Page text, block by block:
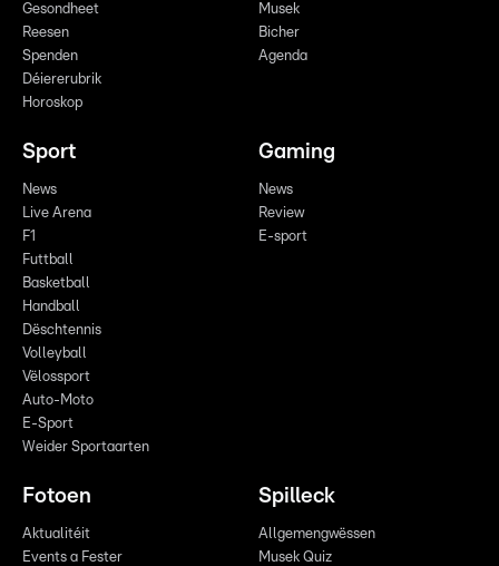
Gesondheet
Reesen
Spenden
Déiererubrik
Horoskop
Musek
Bicher
Agenda
Sport
News
Live Arena
F1
Futtball
Basketball
Handball
Dëschtennis
Volleyball
Vëlossport
Auto-Moto
E-Sport
Weider Sportaarten
Gaming
News
Review
E-sport
Fotoen
Aktualitéit
Events a Fester
Spilleck
Allgemengwëssen
Musek Quiz